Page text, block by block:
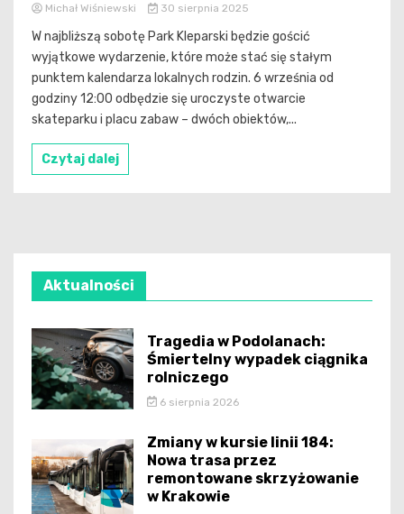
Michał Wiśniewski 30 sierpnia 2025
W najbliższą sobotę Park Kleparski będzie gościć
wyjątkowe wydarzenie, które może stać się stałym
punktem kalendarza lokalnych rodzin. 6 września od
godziny 12:00 odbędzie się uroczyste otwarcie
skateparku i placu zabaw – dwóch obiektów,...
Czytaj dalej
Aktualności
Tragedia w Podolanach:
Śmiertelny wypadek ciągnika
rolniczego
6 sierpnia 2026
Zmiany w kursie linii 184:
Nowa trasa przez
remontowane skrzyżowanie
w Krakowie